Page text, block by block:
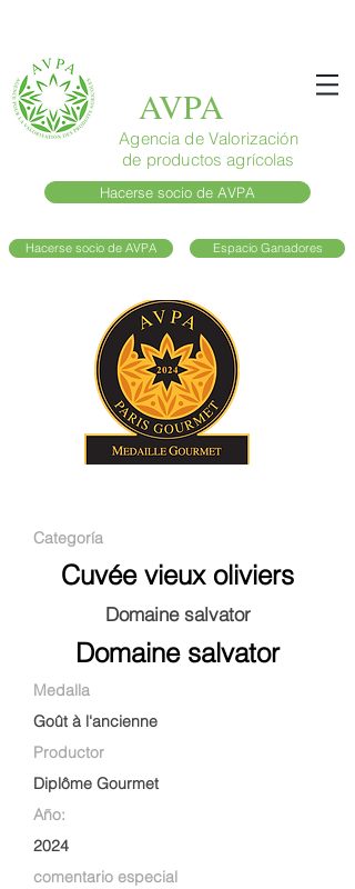
AVPA
Agencia de Valorización
de productos agrícolas
Hacerse socio de AVPA
Hacerse socio de AVPA Espacio Ganadores
Categoría
Cuvée vieux oliviers
Domaine salvator
Domaine salvator
Medalla
Goût à l'ancienne
Productor
Diplôme Gourmet
Año:
2024
comentario especial